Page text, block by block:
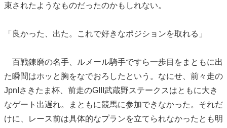
束されたようなものだったのかもしれない。
「良かった、出た。これで好きなポジションを取れる」
百戦錬磨の名手、ルメール騎手ですら一歩目をまともに出
た瞬間はホッと胸をなでおろしたという。なにせ、前々走の
JpnIさきたま杯、前走のGIII武蔵野ステークスはともに大き
なゲート出遅れ。まともに競馬に参加できなかった。それだ
けに、レース前は具体的なプランを立てられなかったとも明